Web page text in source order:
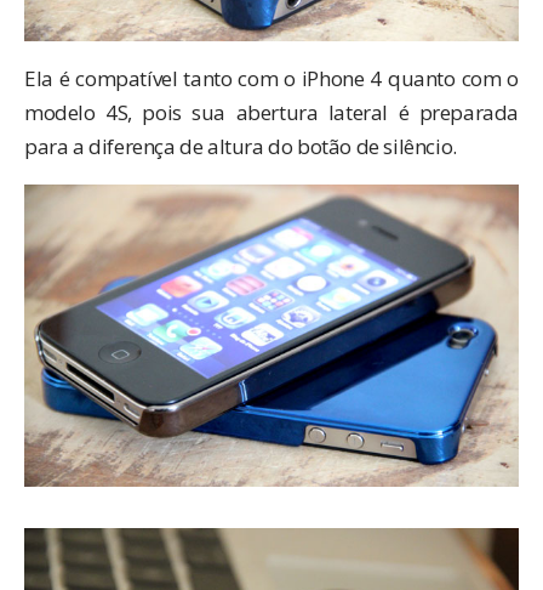
Ela é compatível tanto com o iPhone 4 quanto com o
modelo 4S, pois sua abertura lateral é preparada
para a diferença de altura do botão de silêncio.